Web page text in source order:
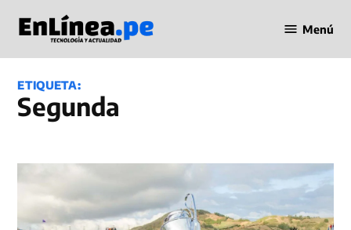
contenido
en Línea
Menú
ETIQUETA:
Segunda